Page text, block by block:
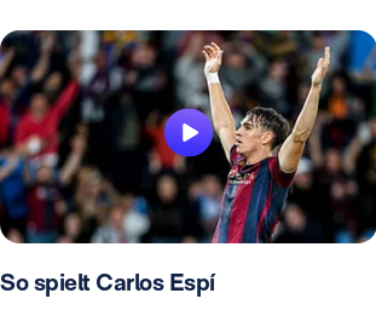
So spielt Carlos Espí